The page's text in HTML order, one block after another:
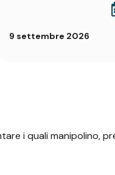
9 settembre 2026
i quali manipolino,